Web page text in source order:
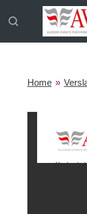
direct
Home »